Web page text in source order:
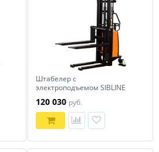
Штабелер с
электроподъемом SIBLINE
120 030 руб.